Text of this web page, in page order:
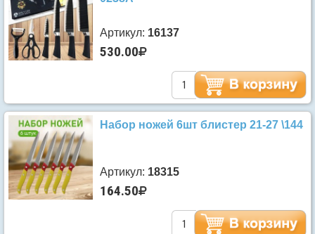
Артикул: 16137
530.00
Набор ножей 6шт блистер 21-27 \144
Артикул: 18315
164.50